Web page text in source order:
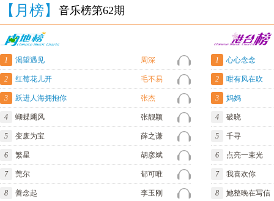
【月榜】 音乐榜第62期
1 渴望遇见 周深
2 红莓花儿开 毛不易
3 跃进人海拥抱你 张杰
4 蝴蝶飓风 张靓颖
5 变废为宝 薛之谦
6 繁星 胡彦斌
7 莞尔 郁可唯
8 善念起 李玉刚
1 心心念念
2 咁有风在吹
3 妈妈
4 破晓
5 千寻
6 点亮一束光
7 我喜欢你
8 她整晚在写信